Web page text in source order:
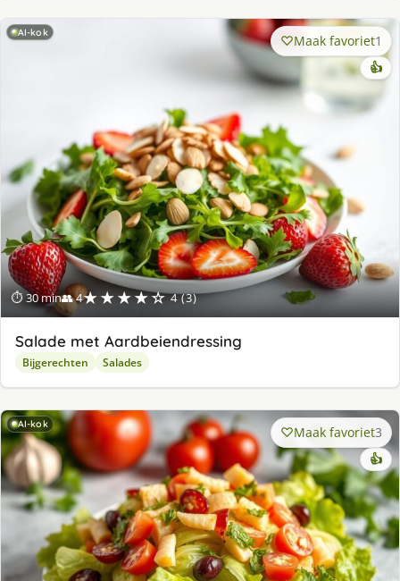
AI-kok
⏱ 30 min👥 4★★★★☆ 4 (3)
Maak favoriet1
👍
Salade met Aardbeiendressing
Bijgerechten Salades
AI-kok Maak favoriet3
👍